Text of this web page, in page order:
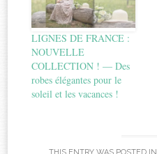
LIGNES DE FRANCE :
NOUVELLE
COLLECTION ! — Des
robes élégantes pour le
soleil et les vacances !
THIS ENTRY WAS POSTED IN